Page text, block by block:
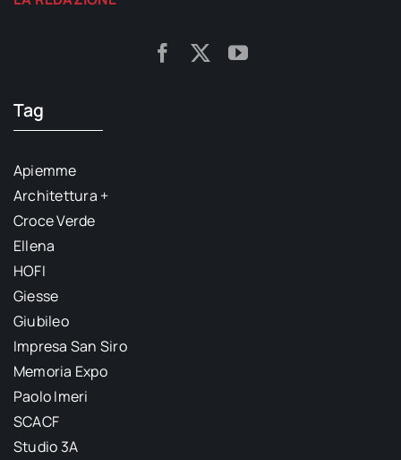
Tag
Apiemme
Architettura +
Croce Verde
Ellena
HOFI
Giesse
Giubileo
Impresa San Siro
Memoria Expo
Paolo Imeri
SCACF
Studio 3A